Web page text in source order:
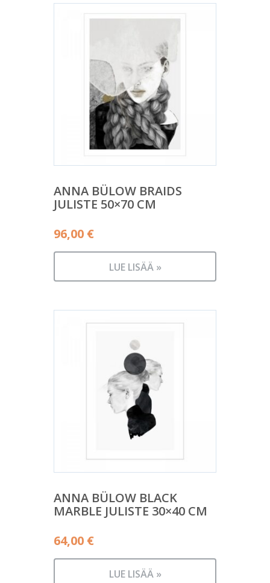
ANNA BÜLOW BRAIDS
JULISTE 50×70 CM
96,00 €
LUE LISÄÄ »
ANNA BÜLOW BLACK
MARBLE JULISTE 30×40 CM
64,00 €
LUE LISÄÄ »